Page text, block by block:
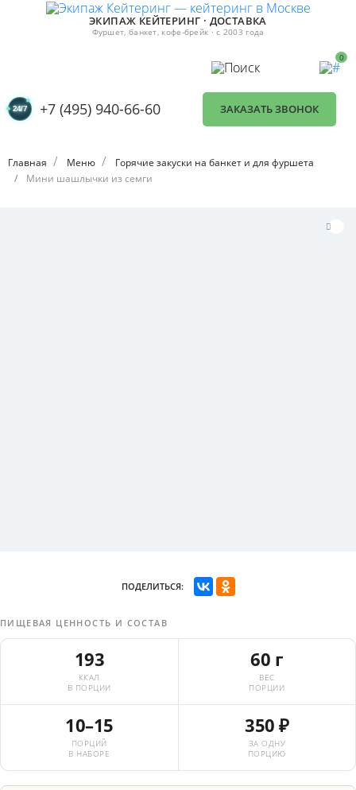
ЭКИПАЖ КЕЙТЕРИНГ · ДОСТАВКА
Фуршет, банкет, кофе-брейк · с 2003 года
0
+7 (495) 940-66-60 ЗАКАЗАТЬ ЗВОНОК
Главная Меню
Горячие закуски на банкет и для фуршета
Мини шашлычки из семги
ПОДЕЛИТЬСЯ:
ПИЩЕВАЯ ЦЕННОСТЬ И СОСТАВ
193
ККАЛ
В ПОРЦИИ
60 г
ВЕС
ПОРЦИИ
10–15
ПОРЦИЙ
В НАБОРЕ
350 ₽
ЗА ОДНУ
ПОРЦИЮ